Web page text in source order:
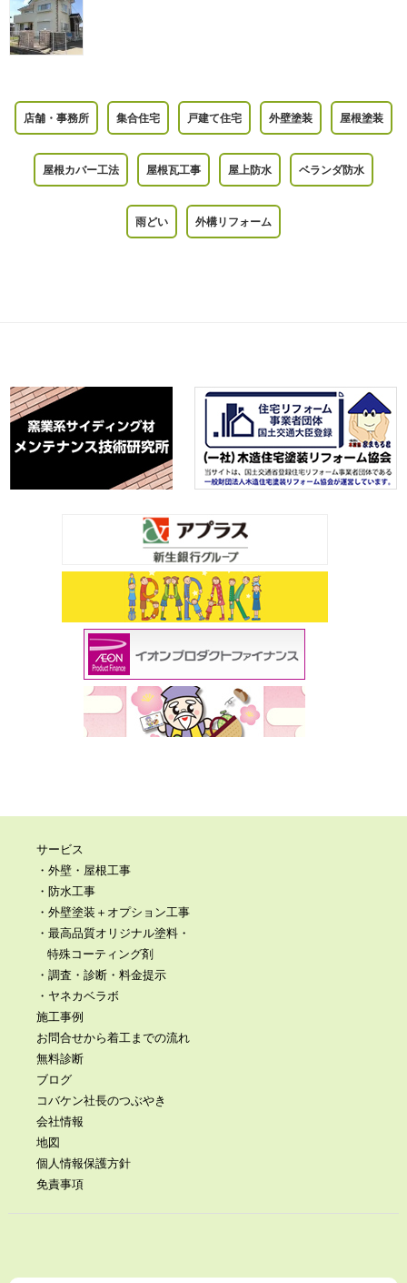
店舗・事務所 集合住宅 戸建て住宅 外壁塗装 屋根塗装
屋根カバー工法 屋根瓦工事 屋上防水 ベランダ防水
雨どい 外構リフォーム
サービス
・外壁・屋根工事
・防水工事
・外壁塗装＋オプション工事
・最高品質オリジナル塗料・
特殊コーティング剤
・調査・診断・料金提示
・ヤネカベラボ
施工事例
お問合せから着工までの流れ
無料診断
ブログ
コバケン社長のつぶやき
会社情報
地図
個人情報保護方針
免責事項